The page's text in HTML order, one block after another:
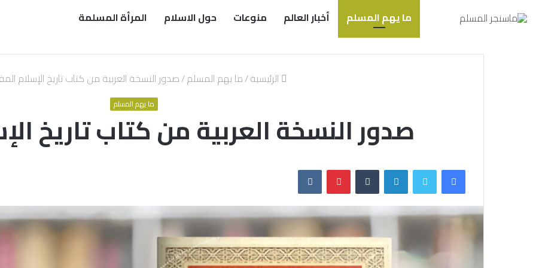
ما يهم المسلم أخبار العالم منوعات حول الاسلام المرأة المسلمة
الرئيسية/ما يهم المسلم/صدور النسخة العربية من كتاب تاريخ الإسلام
ما يهم المسلم
صدور النسخة العربية من كتاب تاريخ
فيسبوكتويتر لينكدإن بينتيريست